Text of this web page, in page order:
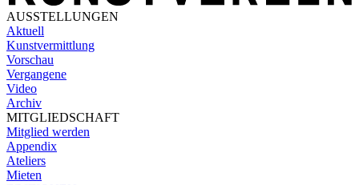
AUSSTELLUNGEN
Aktuell
Kunstvermittlung
Vorschau
Vergangene
Video
Archiv
MITGLIEDSCHAFT
Mitglied werden
Appendix
Ateliers
Mieten